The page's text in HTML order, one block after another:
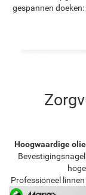
gespannen
Hoogwaardige
Professioneel